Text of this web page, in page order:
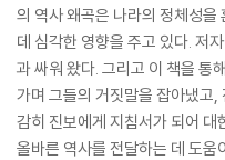
의 역사 왜곡은 나라의 정체성
데 심각한 영향을 주고 있다. 저
과 싸워 왔다. 그리고 이 책을 통
가며 그들의 거짓말을 잡아냈고,
감히 진보에게 지침서가 되어
올바른 역사를 전달하는 데 도움